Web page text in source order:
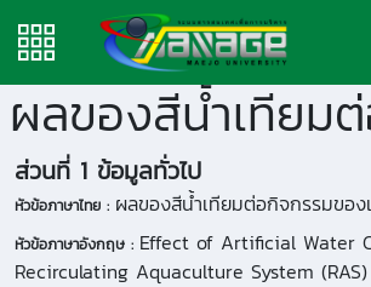
ส่วนที่ 1 ข้อมูลทั่วไป
หัวข้อภาษาไทย : ผลของสีน้ำเทียมต่อกิจกรรมของ
หัวข้อภาษาอังกฤษ : Effect of Artificial Water
Recirculating Aquaculture System (RAS)